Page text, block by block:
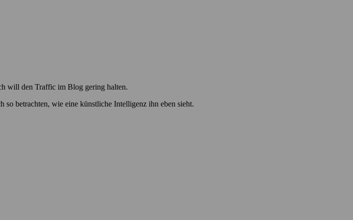
will den Traffic im Blog gering halten.
so betrachten, wie eine künstliche Intelligenz ihn eben sieht.